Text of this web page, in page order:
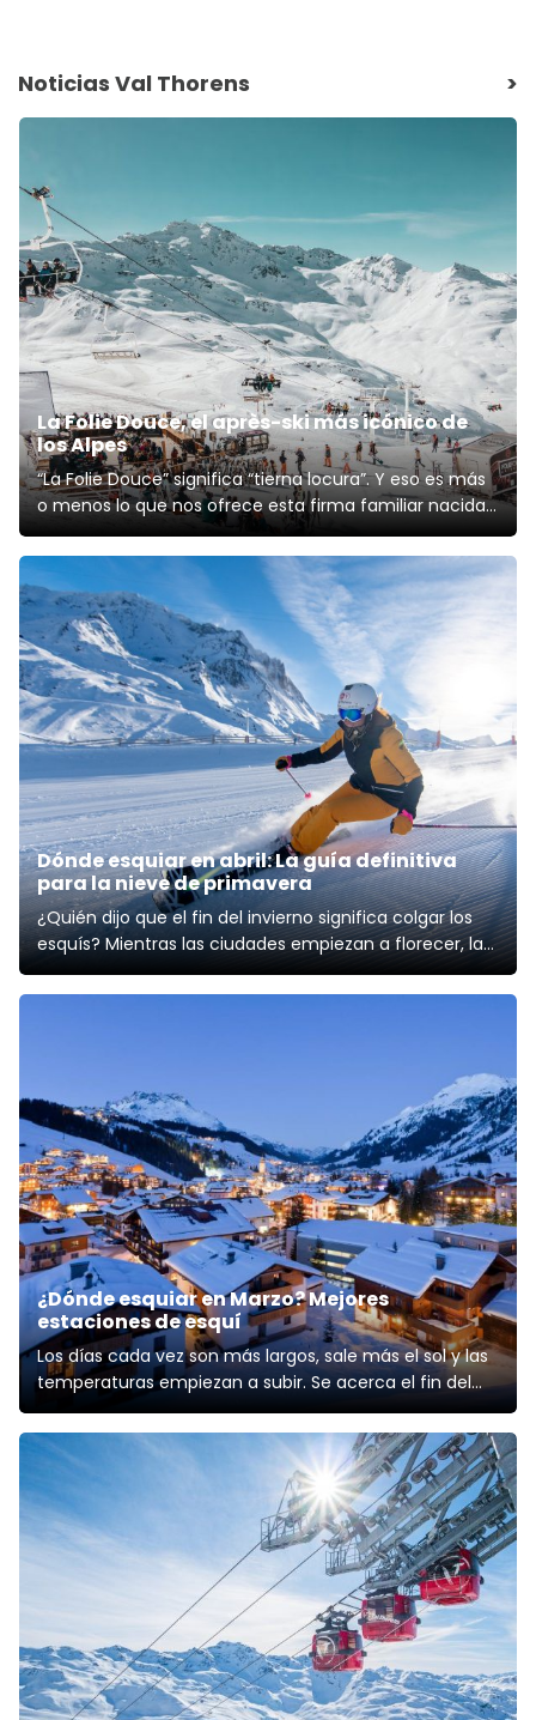
Noticias Val Thorens >
La Folie Douce, el après-ski más icónico de
los Alpes
“La Folie Douce” significa “tierna locura”. Y eso es más
o menos lo que nos ofrece esta firma familiar nacida
en Francia y que se ha convertido en el auténtico
símbolo del après-ski en los Alpes franceses. Su
historia se remonta a 1969, cuando iniciaron esa
combinación de originalida
Dónde esquiar en abril: La guía definitiva
para la nieve de primavera
¿Quién dijo que el fin del invierno significa colgar los
esquís? Mientras las ciudades empiezan a florecer, las
cumbres más altas guardan un tesoro: esquiar en
primavera. Esquiar en abril es una experiencia sensorial
¿Dónde esquiar en Marzo? Mejores
estaciones de esquí
Los días cada vez son más largos, sale más el sol y las
temperaturas empiezan a subir. Se acerca el fin del
invierno. A muchos les alegra, pero a otros, como los
amantes del esquí, no nos deja de dar algo de pena
porque vemos que la temporada se acerca a su fin.
Pero no nos anticipemos: ¡todav�